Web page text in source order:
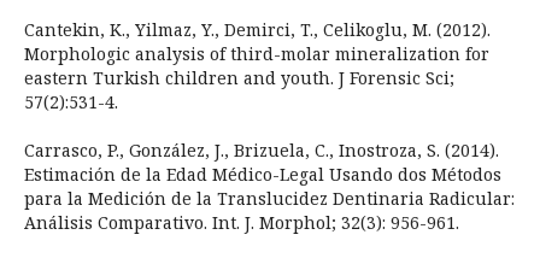
Cantekin, K., Yilmaz, Y., Demirci, T., Celikoglu, M. (2012).
Morphologic analysis of third-molar mineralization for
eastern Turkish children and youth. J Forensic Sci;
57(2):531-4.
Carrasco, P., González, J., Brizuela, C., Inostroza, S. (2014).
Estimación de la Edad Médico-Legal Usando dos Métodos
para la Medición de la Translucidez Dentinaria Radicular:
Análisis Comparativo. Int. J. Morphol; 32(3): 956-961.